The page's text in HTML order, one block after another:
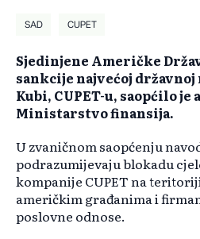
SAD CUPET
Sjedinjene Američke
sankcije najvećoj
Kubi, CUPET-u, saopćilo
Ministarstvo finansija.
U zvaničnom saopćenju
podrazumijevaju blokadu
kompanije CUPET na
američkim građanima i
poslovne odnose.